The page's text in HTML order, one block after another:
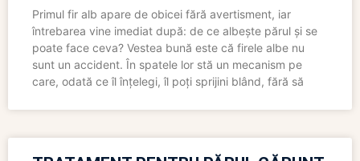
Primul fir alb apare de obicei fără avertisment, iar
întrebarea vine imediat după: de ce albește părul și se
poate face ceva? Vestea bună este că firele albe nu
sunt un accident. În spatele lor stă un mecanism pe
care, odată ce îl înțelegi, îl poți sprijini blând, fără să